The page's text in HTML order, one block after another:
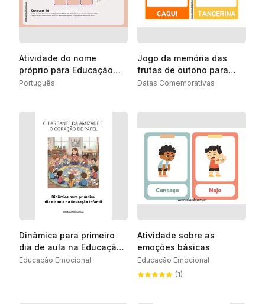
Atividade do nome
próprio para Educação
Infantil
Português
Jogo da memória das
frutas de outono para
Educação Infantil
Datas Comemorativas
Dinâmica para primeiro
dia de aula na Educação
Infantil
Educação Emocional
Atividade sobre as
emoções básicas
Educação Emocional
(1)